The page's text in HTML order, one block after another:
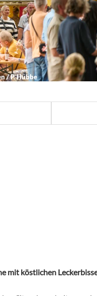
/ P. Hübbe
mit köstlichen